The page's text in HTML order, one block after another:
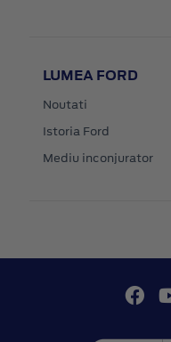
LUMEA FORD
Noutati
Istoria Ford
Mediu inconjurator